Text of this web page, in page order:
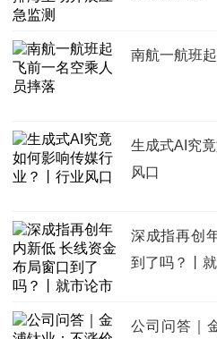
南航一航班
生成式AI究
风口
深成指再创
到了吗？丨
公司问答｜